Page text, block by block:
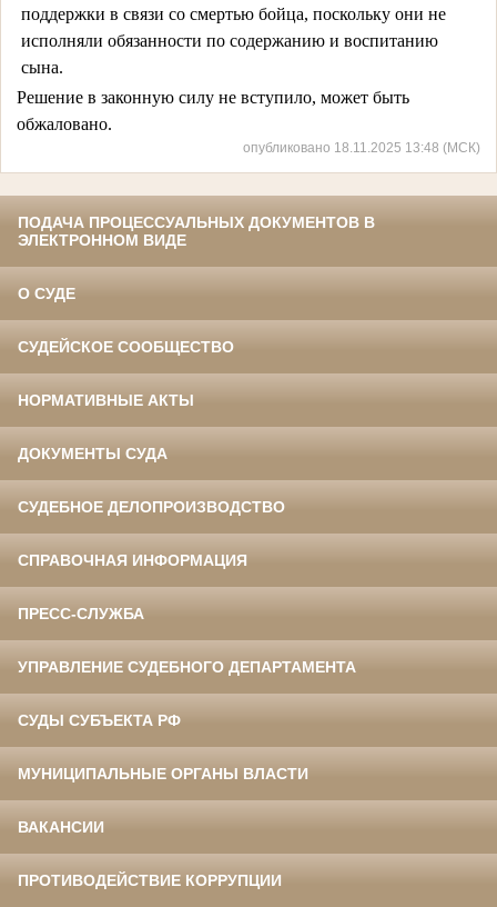
поддержки в связи со смертью бойца, поскольку они не
исполняли обязанности по содержанию и воспитанию
сына.
Решение в законную силу не вступило, может быть
обжаловано.
опубликовано 18.11.2025 13:48 (МСК)
ПОДАЧА ПРОЦЕССУАЛЬНЫХ ДОКУМЕНТОВ В
ЭЛЕКТРОННОМ ВИДЕ
О СУДЕ
СУДЕЙСКОЕ СООБЩЕСТВО
НОРМАТИВНЫЕ АКТЫ
ДОКУМЕНТЫ СУДА
СУДЕБНОЕ ДЕЛОПРОИЗВОДСТВО
СПРАВОЧНАЯ ИНФОРМАЦИЯ
ПРЕСС-СЛУЖБА
УПРАВЛЕНИЕ СУДЕБНОГО ДЕПАРТАМЕНТА
СУДЫ СУБЪЕКТА РФ
МУНИЦИПАЛЬНЫЕ ОРГАНЫ ВЛАСТИ
ВАКАНСИИ
ПРОТИВОДЕЙСТВИЕ КОРРУПЦИИ